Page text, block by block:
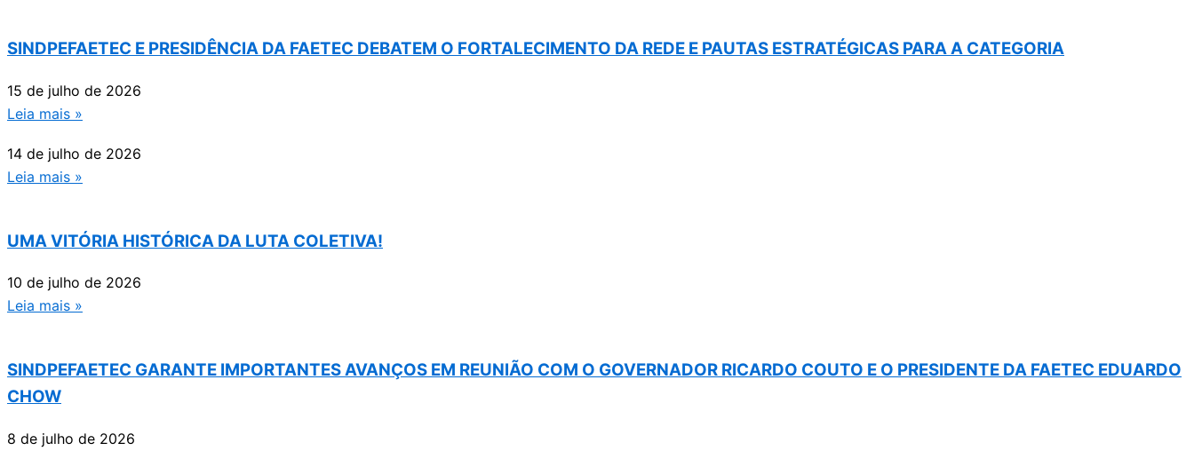
SINDPEFAETEC E PRESIDÊNCIA DA FAETEC DEBATEM O FORTALECIMENTO DA REDE E PAUTAS ESTRATÉGICAS PARA A CATEGORIA
15 de julho de 2026
Leia mais »
14 de julho de 2026
Leia mais »
UMA VITÓRIA HISTÓRICA DA LUTA COLETIVA!
10 de julho de 2026
Leia mais »
SINDPEFAETEC GARANTE IMPORTANTES AVANÇOS EM REUNIÃO COM O GOVERNADOR RICARDO COUTO E O PRESIDENTE DA FAETEC EDUARDO
CHOW
8 de julho de 2026